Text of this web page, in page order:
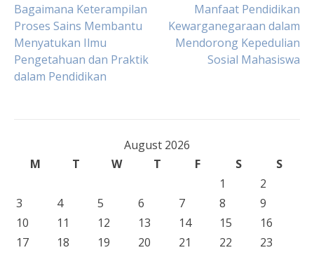
Post
navigation
Bagaimana Keterampilan
Proses Sains Membantu
Menyatukan Ilmu
Pengetahuan dan Praktik
dalam Pendidikan
Manfaat Pendidikan
Kewarganegaraan dalam
Mendorong Kepedulian
Sosial Mahasiswa
August 2026
M
T W T F S
S
1
2
3
4 5 6 7 8
9
10
11 12 13 14 15
16
17
18 19 20 21 22
23